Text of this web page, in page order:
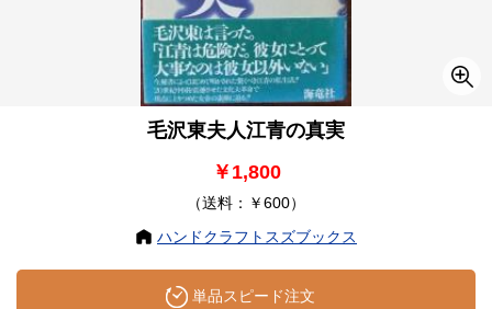
毛沢東夫人江青の真実
￥1,800
（送料：￥600）
ハンドクラフトスズブックス
単品スピード注文